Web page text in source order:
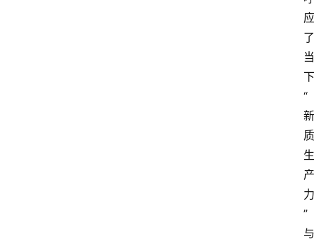
应
了
当
下
“
新
质
生
产
力
”
与